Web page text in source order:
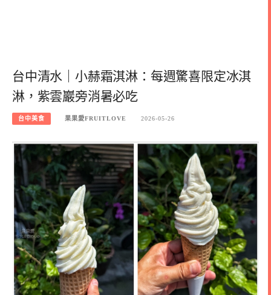
台中清水｜小赫霜淇淋：每週驚喜限定冰淇
淋，紫雲巖旁消暑必吃
台中美食 果果愛FRUITLOVE 2026-05-26